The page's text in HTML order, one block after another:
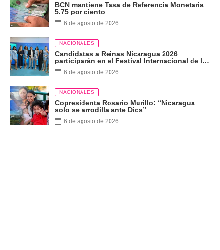
BCN mantiene Tasa de Referencia Monetaria
5.75 por ciento
6 de agosto de 2026
NACIONALES
Candidatas a Reinas Nicaragua 2026
participarán en el Festival Internacional de las
Artes, Cultura y Gastronomía
6 de agosto de 2026
NACIONALES
Copresidenta Rosario Murillo: “Nicaragua
solo se arrodilla ante Dios”
6 de agosto de 2026